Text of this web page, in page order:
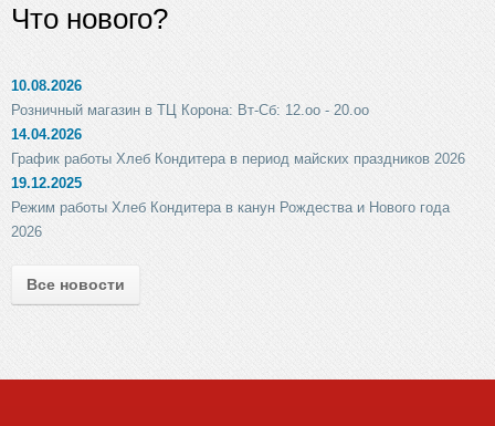
Что нового?
10.08.2026
Розничный магазин в ТЦ Корона: Вт-Сб: 12.оо - 20.оо
14.04.2026
График работы Хлеб Кондитера в период майских праздников 2026
19.12.2025
Режим работы Хлеб Кондитера в канун Рождества и Нового года
2026
Все новости